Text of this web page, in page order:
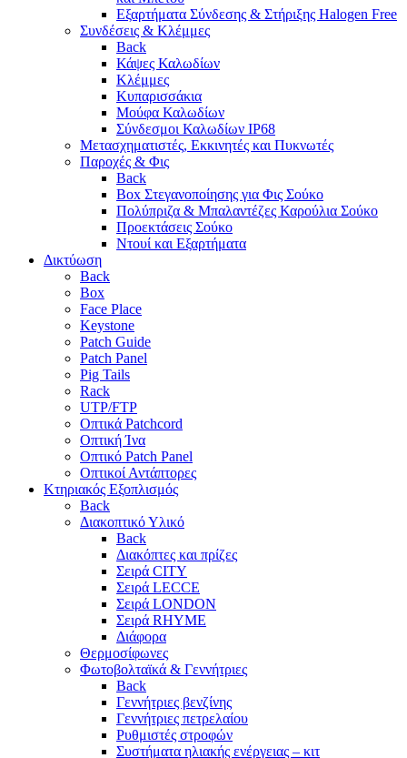
Εξαρτήματα Σύνδεσης & Στήριξης Halogen Free
Συνδέσεις & Κλέμμες
Back
Κάψες Καλωδίων
Κλέμμες
Κυπαρισσάκια
Μούφα Καλωδίων
Σύνδεσμοι Καλωδίων IP68
Μετασχηματιστές, Εκκινητές και Πυκνωτές
Παροχές & Φις
Back
Box Στεγανοποίησης για Φις Σούκο
Πολύπριζα & Μπαλαντέζες Καρούλια Σούκο
Προεκτάσεις Σούκο
Ντουί και Εξαρτήματα
Δικτύωση
Back
Box
Face Place
Keystone
Patch Guide
Patch Panel
Pig Tails
Rack
UTP/FTP
Οπτικά Patchcord
Οπτική Ίνα
Οπτικό Patch Panel
Οπτικοί Αντάπτορες
Κτηριακός Εξοπλισμός
Back
Διακοπτικό Υλικό
Back
Διακόπτες και πρίζες
Σειρά CITY
Σειρά LECCE
Σειρά LONDON
Σειρά RHYME
Διάφορα
Θερμοσίφωνες
Φωτοβολταϊκά & Γεννήτριες
Back
Γεννήτριες βενζίνης
Γεννήτριες πετρελαίου
Ρυθμιστές στροφών
Συστήματα ηλιακής ενέργειας – κιτ